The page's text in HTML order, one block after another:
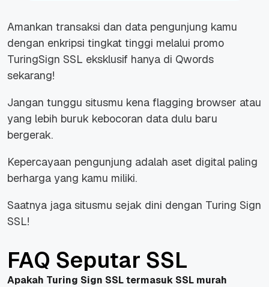
Amankan transaksi dan data pengunjung kamu
dengan enkripsi tingkat tinggi melalui promo
TuringSign SSL eksklusif hanya di Qwords
sekarang!
Jangan tunggu situsmu kena flagging browser atau
yang lebih buruk kebocoran data dulu baru
bergerak.
Kepercayaan pengunjung adalah aset digital paling
berharga yang kamu miliki.
Saatnya jaga situsmu sejak dini dengan Turing Sign
SSL!
FAQ Seputar SSL
Apakah Turing Sign SSL termasuk SSL murah